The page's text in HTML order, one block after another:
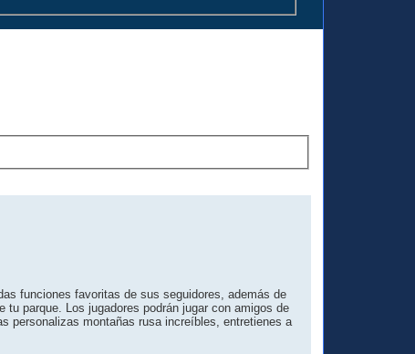
funciones favoritas de sus seguidores, además de
parque. Los jugadores podrán jugar con amigos de
personalizas montañas rusa increíbles, entretienes a